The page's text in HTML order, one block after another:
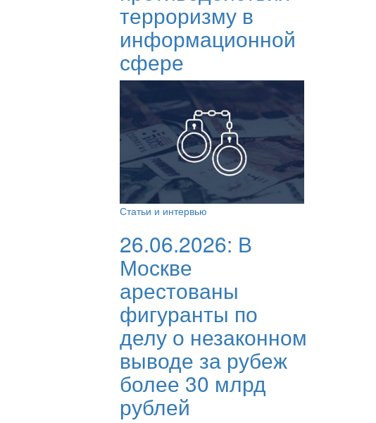
терроризму в
информационной
сфере
Статьи и интервью
26.06.2026: В
Москве
арестованы
фигуранты по
делу о незаконном
выводе за рубеж
более 30 млрд
рублей